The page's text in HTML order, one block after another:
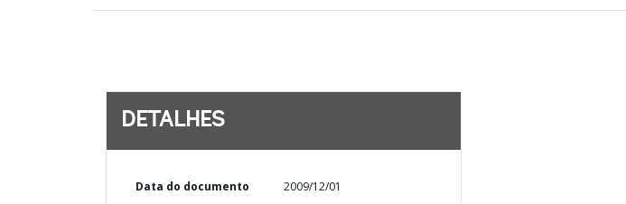
DETALHES
Data do documento 2009/12/01